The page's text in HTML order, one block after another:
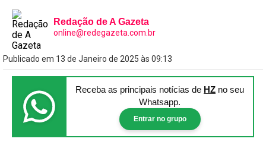
Redação de A Gazeta
online@redegazeta.com.br
Publicado em 13 de Janeiro de 2025 às 09:13
Receba as principais notícias de HZ no seu
Whatsapp.
Entrar no grupo